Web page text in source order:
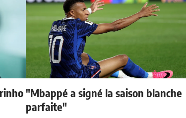
"Mbappé a signé la saison blanche
parfaite"